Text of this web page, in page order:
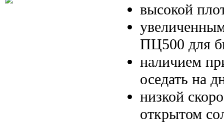
высокой
ПЦ500 для
наличием
оседать на
низкой
открытом